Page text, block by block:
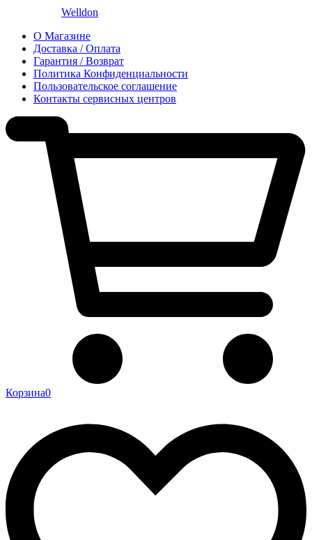
Welldon
О Магазине
Доставка / Оплата
Гарантия / Возврат
Политика Конфиденциальности
Пользовательское соглашение
Контакты сервисных центров
Корзина0